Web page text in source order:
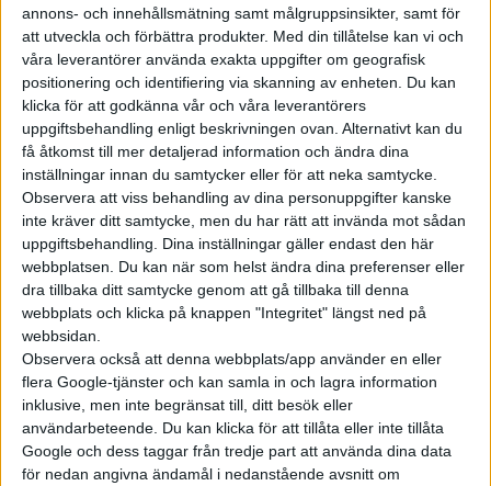
annons- och innehållsmätning samt målgruppsinsikter, samt för
att utveckla och förbättra produkter. Med din tillåtelse kan vi och
våra leverantörer använda exakta uppgifter om geografisk
positionering och identifiering via skanning av enheten. Du kan
klicka för att godkänna vår och våra leverantörers
uppgiftsbehandling enligt beskrivningen ovan. Alternativt kan du
få åtkomst till mer detaljerad information och ändra dina
inställningar innan du samtycker eller för att neka samtycke.
Observera att viss behandling av dina personuppgifter kanske
inte kräver ditt samtycke, men du har rätt att invända mot sådan
uppgiftsbehandling. Dina inställningar gäller endast den här
webbplatsen. Du kan när som helst ändra dina preferenser eller
dra tillbaka ditt samtycke genom att gå tillbaka till denna
webbplats och klicka på knappen "Integritet" längst ned på
webbsidan.
Observera också att denna webbplats/app använder en eller
flera Google-tjänster och kan samla in och lagra information
inklusive, men inte begränsat till, ditt besök eller
användarbeteende. Du kan klicka för att tillåta eller inte tillåta
Google och dess taggar från tredje part att använda dina data
för nedan angivna ändamål i nedanstående avsnitt om
är på väg att tillåta andra märken att ladda på i alla fall vissa
Superchargers.
Nu bekräftar Teslas chef Elon Musk att laddnätverket kommer
öppnas upp för andra elbilar och det redan i år.
På Twitter skriver han ”Med det sagt, vi öppnar vårt nätverk
med Superchargers för andra elbilar senare i år” .
Mer detaljer än så gav han oss inte och det är knappast troligt
att alla Superchargers blir tillgängliga över en natt. Snarare
kommer det handla om enskilda stationer eller eventuellt
enskilda länder. Tidigare meddelade även Tysklands
transportminister Andreas Scheuer att han för samtal med
Tesla kring att ge andra märken tillgång till Superchargers.